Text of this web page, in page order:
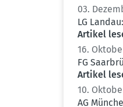
03.
LG
Artikel
16.
FG
Artikel
10.
AG